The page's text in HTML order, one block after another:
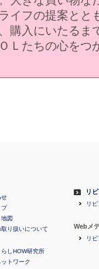
イフの提案とと
購入にいたるま
Ｌたちの心をつ
せ
プ
図
り扱いについて
らしHOW研究所
ットワーク
リ
リ
Webメ
リ